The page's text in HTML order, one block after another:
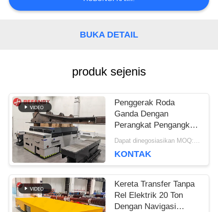
PENAWARAN
PRIVACY
POLICY
BUKA DETAIL
produk sejenis
Penggerak Roda
Ganda Dengan
Perangkat Pengangkat
Digunakan Pada
Tanpa Rel Pabrik
Dapat dinegosiasikan MOQ:1 Set/Set
KONTAK
Kereta Transfer Tanpa
Rel Elektrik 20 Ton
Dengan Navigasi